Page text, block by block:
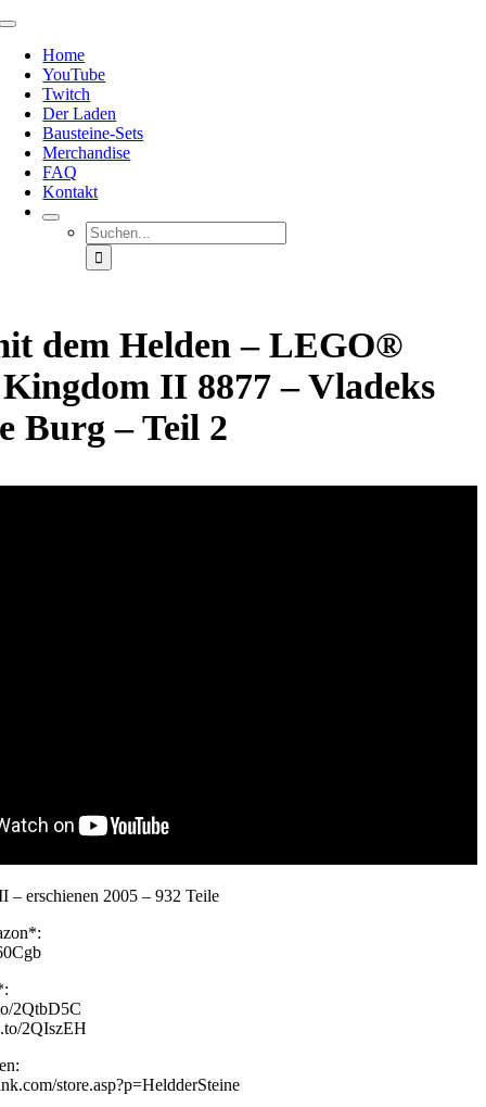
Zum
springen
Toggle
NavigationHome
YouTube
Twitch
Der Laden
Bausteine-Sets
Merchandise
FAQ
Kontakt
Suche
nach:
dem Helden – LEGO®
II 8877 – Vladeks
Burg – Teil 2
– erschienen 2005 – 932 Teile
2QtbD5C
2QIszEH
store.asp?p=HeldderSteine